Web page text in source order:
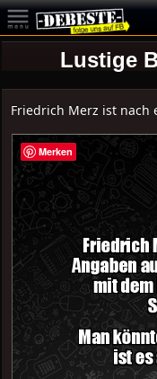
Lustige
Friedrich Merz ist nach
Merken